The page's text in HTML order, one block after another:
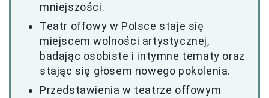
mniejszości.
Teatr offowy w Polsce staje się
miejscem wolności artystycznej,
badając osobiste i intymne tematy oraz
stając się głosem nowego pokolenia.
Przedstawienia w teatrze offowym